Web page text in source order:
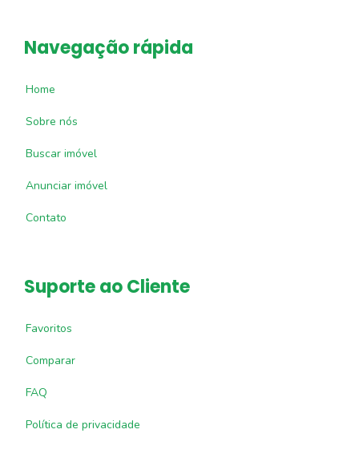
Navegação rápida
Home
Sobre nós
Buscar imóvel
Anunciar imóvel
Contato
Suporte ao Cliente
Favoritos
Comparar
FAQ
Política de privacidade